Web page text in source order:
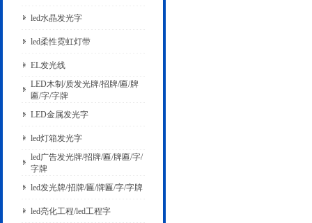
led水晶发光字
led柔性霓虹灯带
EL发光线
LED木制/质发光牌/招牌/匾/牌
匾/字/字牌
LED金属发光字
led灯箱发光字
led广告发光牌/招牌/匾/牌匾/字/
字牌
led发光牌/招牌/匾/牌匾/字/字牌
led亮化工程/led工程字